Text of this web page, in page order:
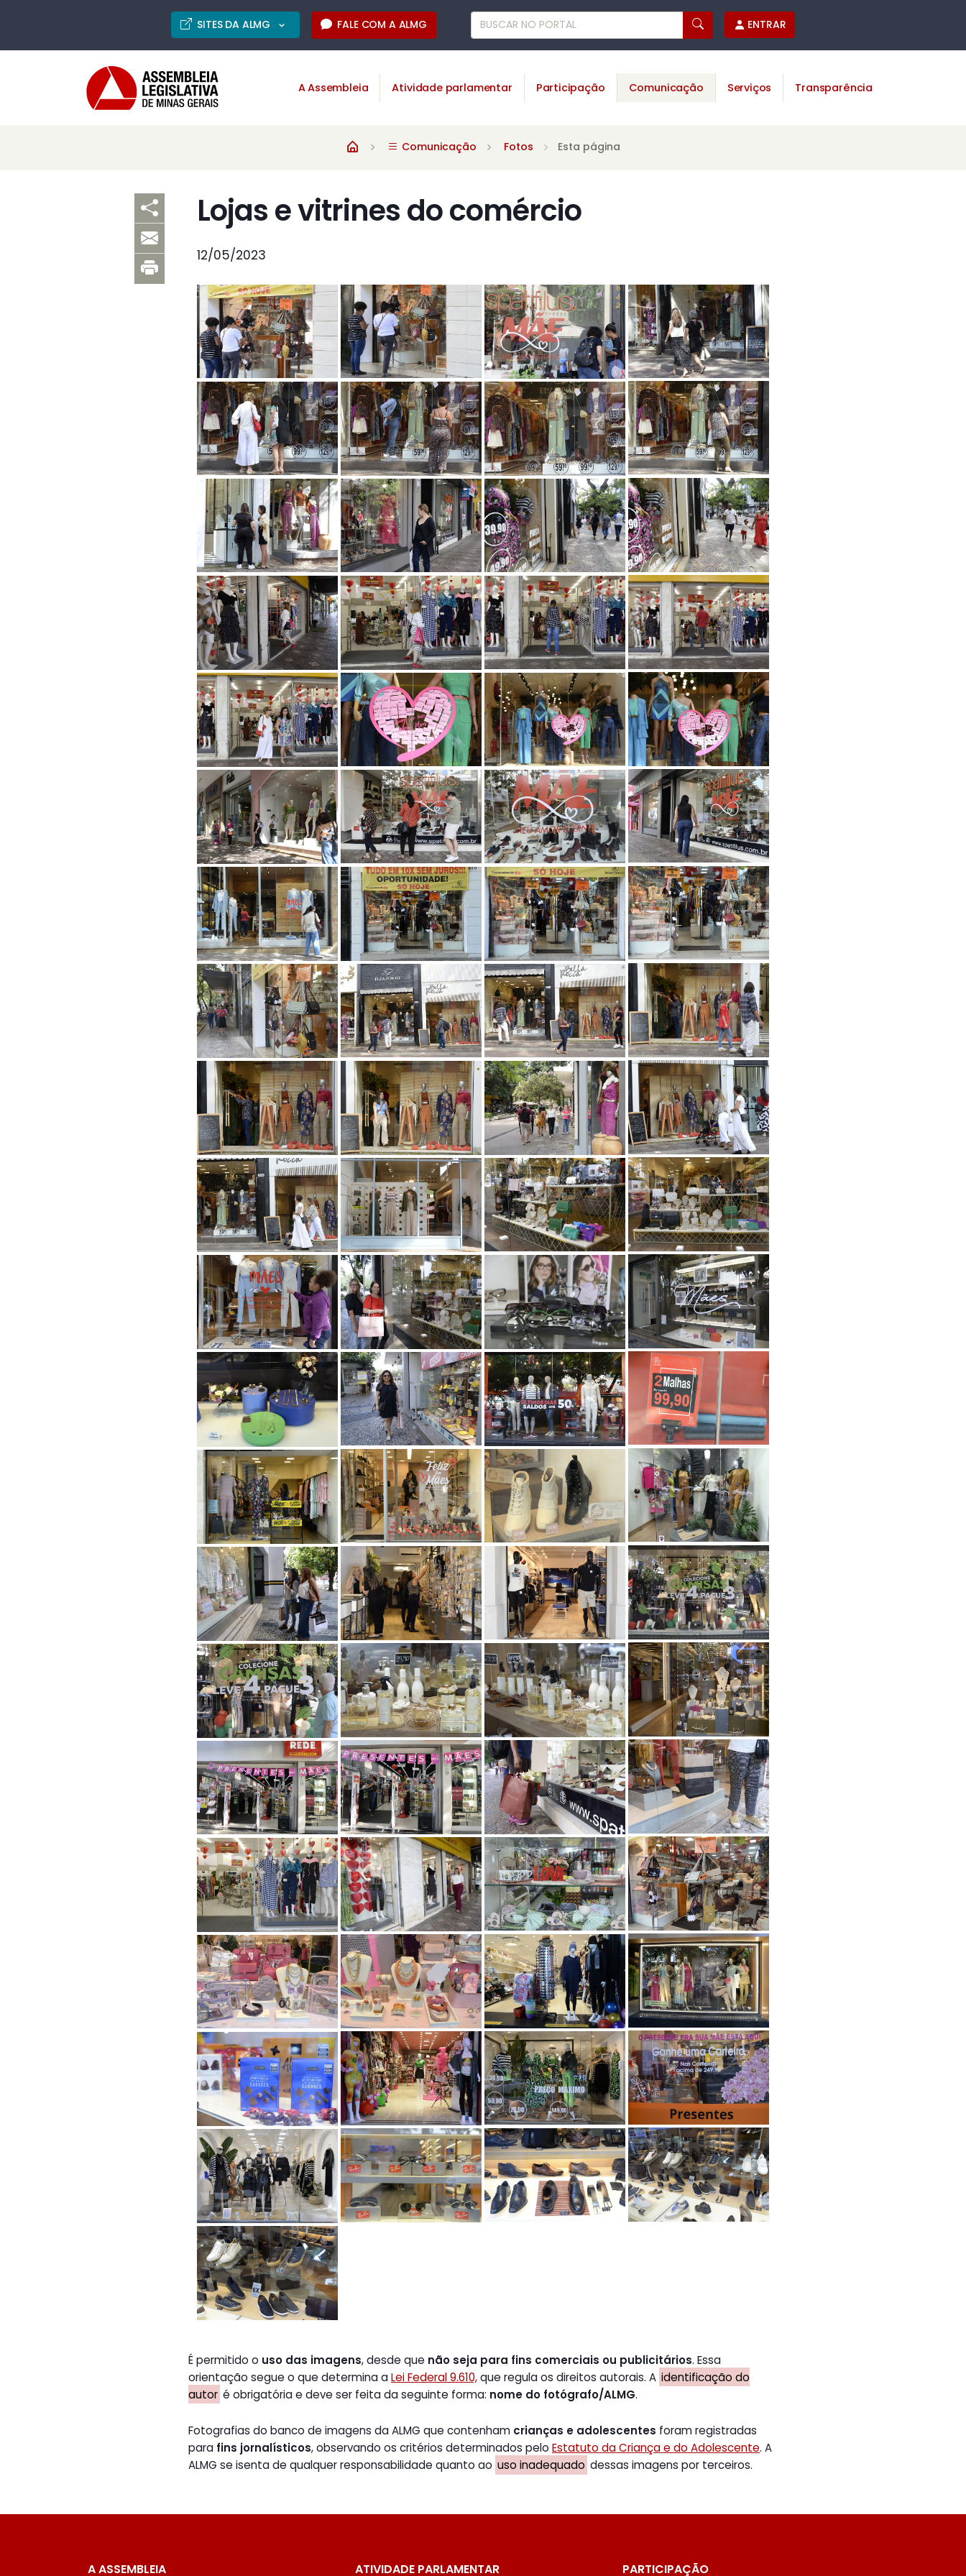
SITES DA ALMG FALE COM A ALMG ENTRAR
A Assembleia Atividade parlamentar Participação Comunicação Serviços Transparência
Comunicação Fotos Esta página
Lojas e vitrines do comércio
12/05/2023
É permitido o uso das imagens, desde que não seja para fins comerciais ou publicitários. Essa
orientação segue o que determina aLei Federal 9.610,que regula os direitos autorais. A identificação do
autor é obrigatória e deve ser feita da seguinte forma: nome do fotógrafo/ALMG.
Fotografias do banco de imagens da ALMG que contenham crianças e adolescentes foram registradas
para fins jornalísticos, observando os critérios determinados pelo Estatuto da Criança e do Adolescente. A
ALMG se isenta de qualquer responsabilidade quanto ao uso inadequado dessas imagens por terceiros.
A ASSEMBLEIA ATIVIDADE PARLAMENTAR PARTICIPAÇÃO